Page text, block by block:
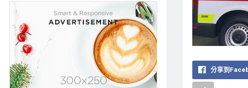
分享到